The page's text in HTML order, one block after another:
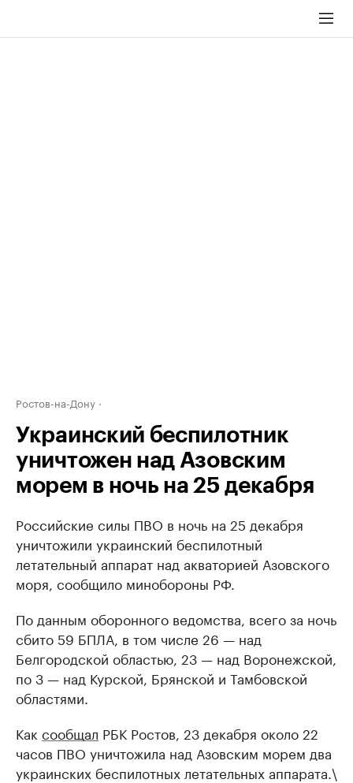
Ростов-на-Дону
Украинский беспилотник
уничтожен над Азовским
морем в ночь на 25 декабря
Российские силы ПВО в ночь на 25 декабря
уничтожили украинский беспилотный
летательный аппарат над акваторией Азовского
моря, сообщило минобороны РФ.
По данным оборонного ведомства, всего за ночь
сбито 59 БПЛА, в том числе 26 — над
Белгородской областью, 23 — над Воронежской,
по 3 — над Курской, Брянской и Тамбовской
областями.
Как сообщал РБК Ростов, 23 декабря около 22
часов ПВО уничтожила над Азовским морем два
украинских беспилотных летательных аппарата.\